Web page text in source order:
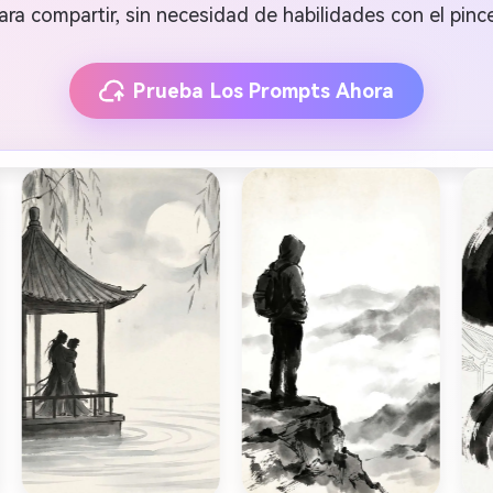
compartir, sin necesidad de habilidades con el
Prueba Los Prompts Ahora